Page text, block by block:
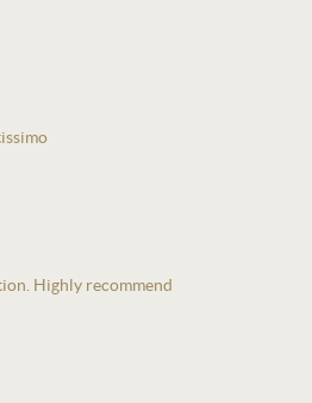
Highly recommend